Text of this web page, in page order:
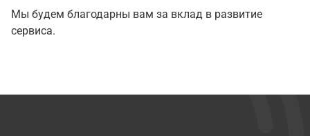
Мы будем благодарны вам за вклад в развитие
сервиса.